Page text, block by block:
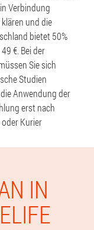
Verbindung
und die
bietet 50%
€. Bei der
Sie sich
Studien
Anwendung der
erst nach
Kurier
IN